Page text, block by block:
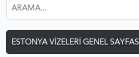
ESTONYA VIZELERI GENEL SAYFASI